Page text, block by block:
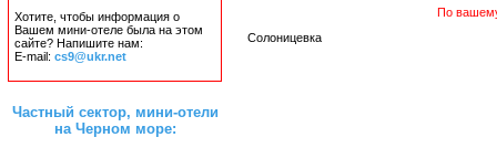
Хотите, чтобы информация о
Вашем мини-отеле была на этом
сайте? Напишите нам:
E-mail: cs9@ukr.net
Частный сектор, мини-отели
на Черном море:
По
Солоницевка